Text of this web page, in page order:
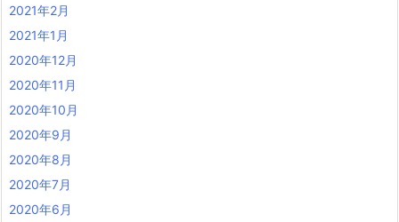
2021年2月
2021年1月
2020年12月
2020年11月
2020年10月
2020年9月
2020年8月
2020年7月
2020年6月